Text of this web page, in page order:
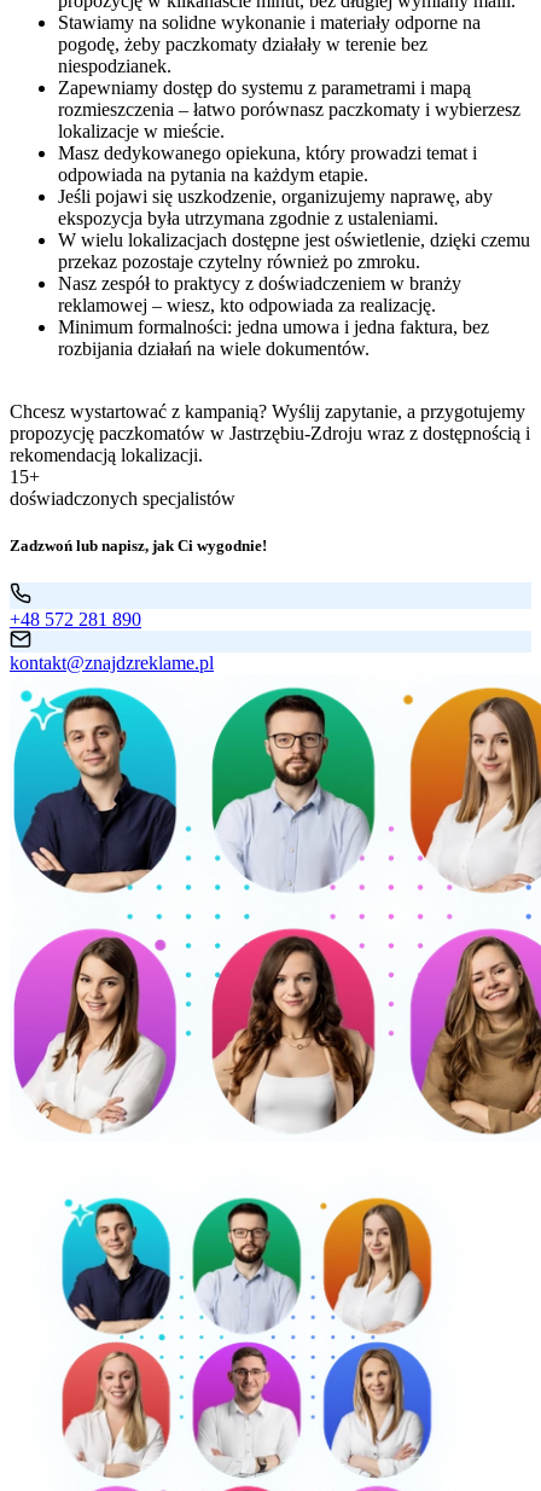
Stawiamy na solidne wykonanie i materiały odporne na
pogodę, żeby paczkomaty działały w terenie bez
niespodzianek.
Zapewniamy dostęp do systemu z parametrami i mapą
rozmieszczenia – łatwo porównasz paczkomaty i wybierzesz
lokalizacje w mieście.
Masz dedykowanego opiekuna, który prowadzi temat i
odpowiada na pytania na każdym etapie.
Jeśli pojawi się uszkodzenie, organizujemy naprawę, aby
ekspozycja była utrzymana zgodnie z ustaleniami.
W wielu lokalizacjach dostępne jest oświetlenie, dzięki czemu
przekaz pozostaje czytelny również po zmroku.
Nasz zespół to praktycy z doświadczeniem w branży
reklamowej – wiesz, kto odpowiada za realizację.
Minimum formalności: jedna umowa i jedna faktura, bez
rozbijania działań na wiele dokumentów.
Chcesz wystartować z kampanią? Wyślij zapytanie, a przygotujemy
propozycję paczkomatów w Jastrzębiu-Zdroju wraz z dostępnością i
rekomendacją lokalizacji.
15+
doświadczonych specjalistów
Zadzwoń lub napisz, jak Ci wygodnie!
+48 572 281 890
kontakt@znajdzreklame.pl